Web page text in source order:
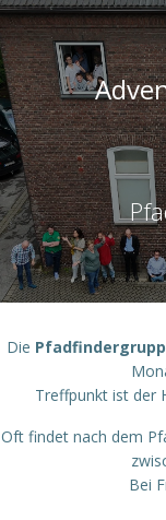
Die
Treffpunkt ist der
Oft findet nach dem
Bei